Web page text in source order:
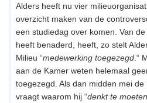
Alders heeft nu vier
overzicht maken van de
een studiedag over komen. Van
heeft benaderd, heeft, zo stelt
Milieu “medewerking toegezegd .“
aan de Kamer weten helemaal
toegezegd. Als dan midden mei
vraagt waarom hij “denkt te